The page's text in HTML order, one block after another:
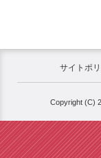
サイトポ
Copyright (C)